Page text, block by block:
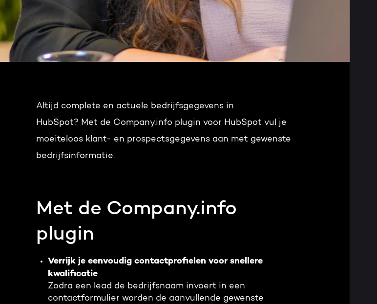
Altijd complete en actuele bedrijfsgegevens in
HubSpot? Met de Company.info plugin voor HubSpot vul je
moeiteloos klant- en prospectsgegevens aan met gewenste
bedrijfsinformatie.
Met de Company.info
plugin
Verrijk je eenvoudig contactprofielen voor snellere
kwalificatie
Zodra een lead de bedrijfsnaam invoert in een
contactformulier worden de aanvullende gewenste